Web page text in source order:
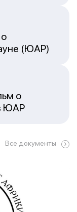
(ЮАР)
о
ЮАР
Все документы